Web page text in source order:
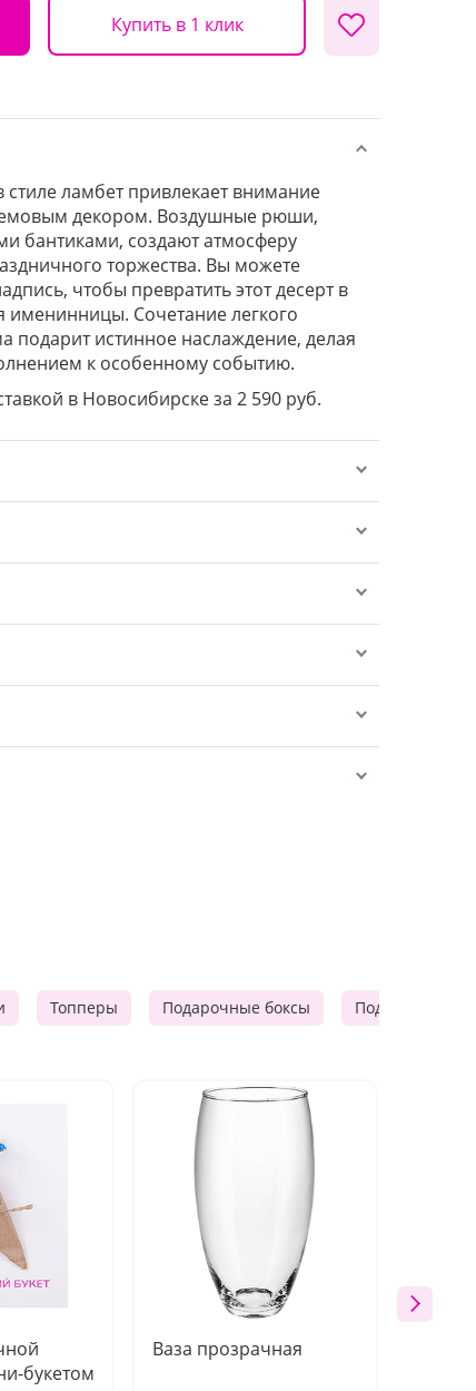
Купить в 1 клик
ламбет привлекает внимание
декором. Воздушные рюши,
бантиками, создают атмосферу
торжества. Вы можете
чтобы превратить этот десерт в
именинницы. Сочетание легкого
подарит истинное наслаждение, делая
к особенному событию.
в Новосибирске за 2 590 руб.
Топперы Подарочные боксы Подарочные
букетом
Ваза прозрачная